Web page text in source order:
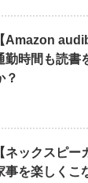
【Amazon
勤時間も読書
？
【ネックスピー
事を楽しくこ